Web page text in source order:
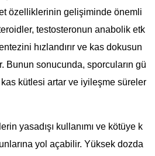
özelliklerinin gelişiminde önemli
testosteronun anabolik etk
hızlandırır ve kas dokusun
Bunun sonucunda, sporcuların gü
kas kütlesi artar ve iyileşme süreler
yasadışı kullanımı ve kötüye k
yol açabilir. Yüksek dozda